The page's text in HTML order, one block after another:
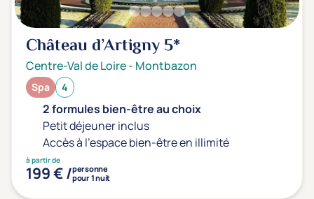
Château d’Artigny5*
Centre-Val de Loire- Montbazon
Spa 4
2 formules bien-être au choix
Petit déjeuner inclus
Accès à l'espace bien-être en illimité
à partir de
199 € /personne
pour 1 nuit